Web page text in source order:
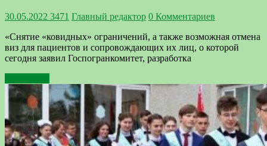
30.05.2022 3471 Главный редактор 0 Комментариев
«Снятие «ковидных» ограничений, а также возможная отмена
виз для пациентов и сопровождающих их лиц, о которой
сегодня заявил Госпогранкомитет, разработка